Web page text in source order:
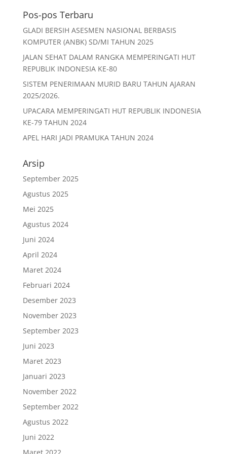
b
o
o
k
p
p
Pos-pos Terbaru
GLADI BERSIH ASESMEN NASIONAL BERBASIS
KOMPUTER (ANBK) SD/MI TAHUN 2025
JALAN SEHAT DALAM RANGKA MEMPERINGATI HUT
REPUBLIK INDONESIA KE-80
SISTEM PENERIMAAN MURID BARU TAHUN AJARAN
2025/2026.
UPACARA MEMPERINGATI HUT REPUBLIK INDONESIA
KE-79 TAHUN 2024
APEL HARI JADI PRAMUKA TAHUN 2024
Arsip
September 2025
Agustus 2025
Mei 2025
Agustus 2024
Juni 2024
April 2024
Maret 2024
Februari 2024
Desember 2023
November 2023
September 2023
Juni 2023
Maret 2023
Januari 2023
November 2022
September 2022
Agustus 2022
Juni 2022